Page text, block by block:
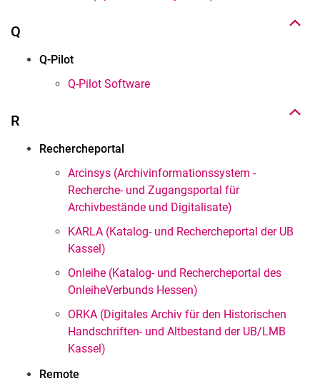
Q
Q-Pilot
Q-Pilot Software
R
Rechercheportal
Arcinsys (Archivinformationssystem -
Recherche- und Zugangsportal für
Archivbestände und Digitalisate)
KARLA (Katalog- und Rechercheportal der UB
Kassel)
Onleihe (Katalog- und Rechercheportal des
OnleiheVerbunds Hessen)
ORKA (Digitales Archiv für den Historischen
Handschriften- und Altbestand der UB/LMB
Kassel)
Remote